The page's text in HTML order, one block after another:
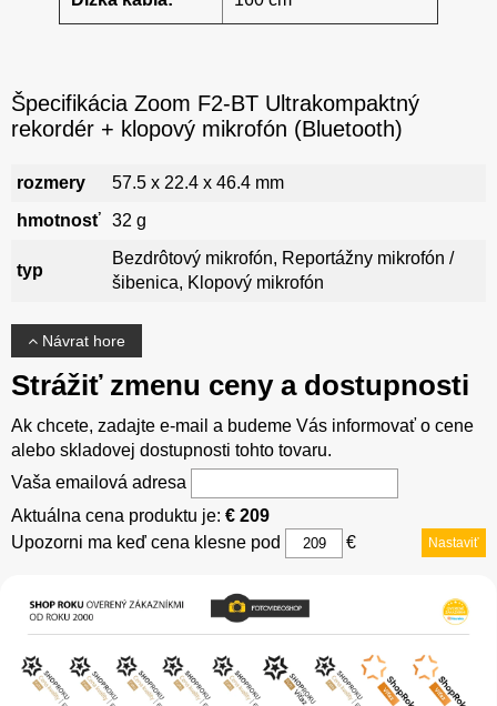
Špecifikácia Zoom F2-BT Ultrakompaktný
rekordér + klopový mikrofón (Bluetooth)
rozmery
57.5 x 22.4 x 46.4 mm
hmotnosť 32 g
typ
Bezdrôtový mikrofón, Reportážny mikrofón /
šibenica, Klopový mikrofón
Návrat hore
Strážiť zmenu ceny a dostupnosti
Ak chcete, zadajte e-mail a budeme Vás informovať o cene
alebo skladovej dostupnosti tohto tovaru.
Vaša emailová adresa
Aktuálna cena produktu je: € 209
Upozorni ma keď cena klesne pod
€ Nastaviť